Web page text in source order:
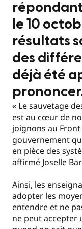
le 10
résultats
des
déjà été
« Le sauvetage
est au cœur de
joignons au
gouvernement
en pièce des
affirmé Joselle
Ainsi, les
adopter les
entendre et ne
ne peut accepter